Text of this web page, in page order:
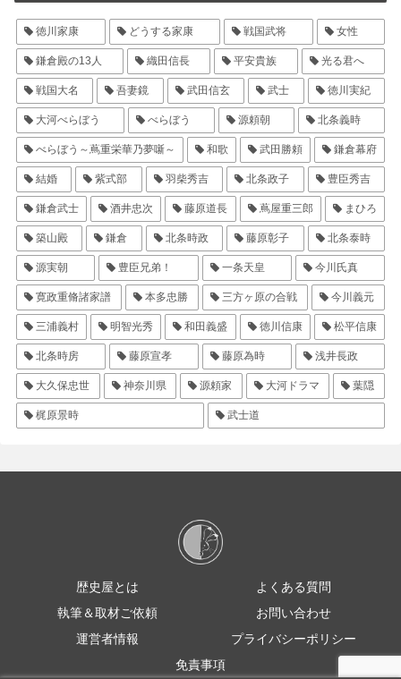
徳川家康 どうする家康 戦国武将 女性
鎌倉殿の13人 織田信長 平安貴族 光る君へ
戦国大名 吾妻鏡 武田信玄 武士 徳川実紀
大河べらぼう べらぼう 源頼朝 北条義時
べらぼう～蔦重栄華乃夢噺～ 和歌 武田勝頼 鎌倉幕府
結婚 紫式部 羽柴秀吉 北条政子 豊臣秀吉
鎌倉武士 酒井忠次 藤原道長 蔦屋重三郎 まひろ
築山殿 鎌倉 北条時政 藤原彰子 北条泰時
源実朝 豊臣兄弟！ 一条天皇 今川氏真
寛政重脩諸家譜 本多忠勝 三方ヶ原の合戦 今川義元
三浦義村 明智光秀 和田義盛 徳川信康 松平信康
北条時房 藤原宣孝 藤原為時 浅井長政
大久保忠世 神奈川県 源頼家 大河ドラマ 葉隠
梶原景時 武士道
歴史屋とは
よくある質問
執筆＆取材ご依頼
お問い合わせ
運営者情報
プライバシーポリシー
免責事項